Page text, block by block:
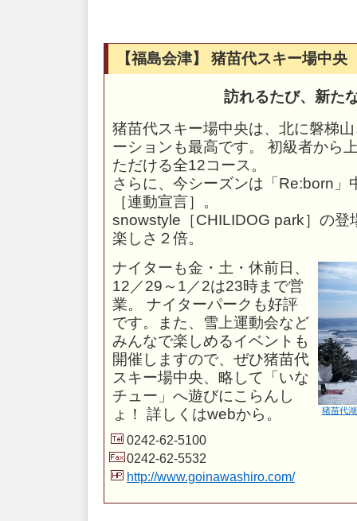
【福島会津】 猪苗代スキー場中央
訪れるたび、新た
猪苗代スキー場中央は、北に磐梯
ーションも最高です。 初級者から
ただける全12コース。
さらに、今シーズンは「Re:born」
［連動宣言］。
snowstyle［CHILIDOG park］の登
楽しさ２倍。
猪苗代
ナイターも金・土・休前日、
12／29～1／2は23時まで営
業。 ナイターパークも好評
です。また、雪上運動会など
みんなで楽しめるイベントも
開催しますので、ぜひ猪苗代
スキー場中央、略して「いな
チュー」へ遊びにこらんし
ょ！ 詳しくはwebから。
0242-62-5100
0242-62-5532
http://www.goinawashiro.com/